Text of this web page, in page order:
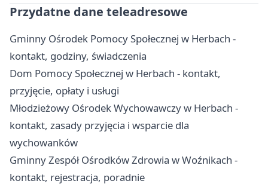
Przydatne dane teleadresowe
Gminny Ośrodek Pomocy Społecznej w Herbach -
kontakt, godziny, świadczenia
Dom Pomocy Społecznej w Herbach - kontakt,
przyjęcie, opłaty i usługi
Młodzieżowy Ośrodek Wychowawczy w Herbach -
kontakt, zasady przyjęcia i wsparcie dla
wychowanków
Gminny Zespół Ośrodków Zdrowia w Woźnikach -
kontakt, rejestracja, poradnie